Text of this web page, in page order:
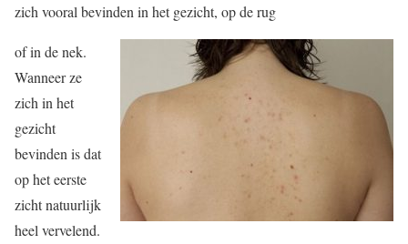
zich vooral bevinden in het gezicht, op de rug
of in de nek.
Wanneer ze
zich in het
gezicht
bevinden is dat
op het eerste
zicht natuurlijk
heel vervelend.